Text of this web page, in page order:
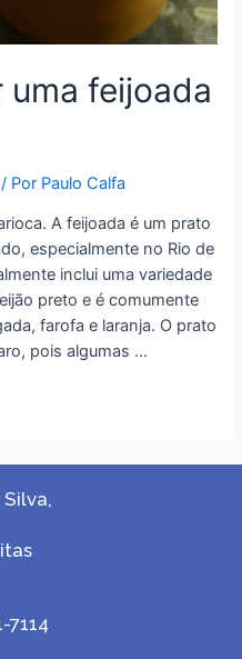
uma feijoada
/ Por Paulo Calfa
A feijoada é um prato
especialmente no Rio de
inclui uma variedade
preto e é comumente
farofa e laranja. O prato
pois algumas …
7114